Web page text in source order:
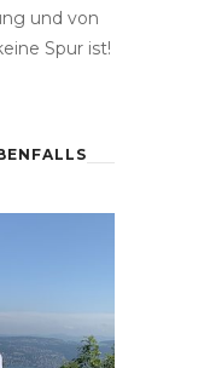
und von
Spur ist!